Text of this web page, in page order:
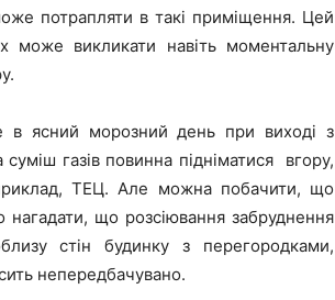
потрапляти в такі приміщення. Цей
може викликати навіть моментальну
в ясний морозний день при виході з
газів повинна підніматися вгору,
ТЕЦ. Але можна побачити, що
що розсіювання забруднення
стін будинку з перегородками,
непередбачувано.